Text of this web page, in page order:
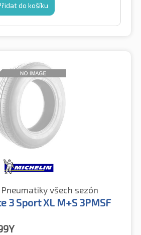
do košíku
Pneumatiky všech sezón
3 Sport XL M+S 3PMSF